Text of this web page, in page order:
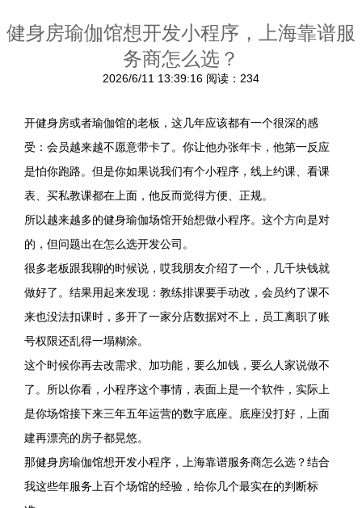
健身房瑜伽馆想开发小程序，上海靠谱服
务商怎么选？
2026/6/11 13:39:16 阅读：234
开健身房或者瑜伽馆的老板，这几年应该都有一个很深的感
受：会员越来越不愿意带卡了。你让他办张年卡，他第一反应
是怕你跑路。但是你如果说我们有个小程序，线上约课、看课
表、买私教课都在上面，他反而觉得方便、正规。
所以越来越多的健身瑜伽场馆开始想做小程序。这个方向是对
的，但问题出在怎么选开发公司。
很多老板跟我聊的时候说，哎我朋友介绍了一个，几千块钱就
做好了。结果用起来发现：教练排课要手动改，会员约了课不
来也没法扣课时，多开了一家分店数据对不上，员工离职了账
号权限还乱得一塌糊涂。
这个时候你再去改需求、加功能，要么加钱，要么人家说做不
了。所以你看，小程序这个事情，表面上是一个软件，实际上
是你场馆接下来三年五年运营的数字底座。底座没打好，上面
建再漂亮的房子都晃悠。
那健身房瑜伽馆想开发小程序，上海靠谱服务商怎么选？结合
我这些年服务上百个场馆的经验，给你几个最实在的判断标